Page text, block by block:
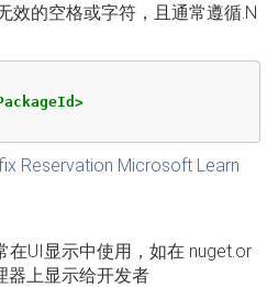
效的空格或字符，且通常遵循.N
Reservation Microsoft Learn
UI显示中使用，如在 nuget.or
器上显示给开发者